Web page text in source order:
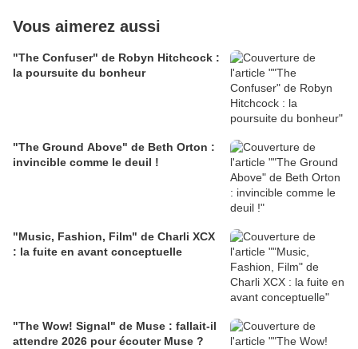
Vous aimerez aussi
"The Confuser" de Robyn Hitchcock :
la poursuite du bonheur
"The Ground Above" de Beth Orton :
invincible comme le deuil !
"Music, Fashion, Film" de Charli XCX
: la fuite en avant conceptuelle
"The Wow! Signal" de Muse : fallait-il
attendre 2026 pour écouter Muse ?